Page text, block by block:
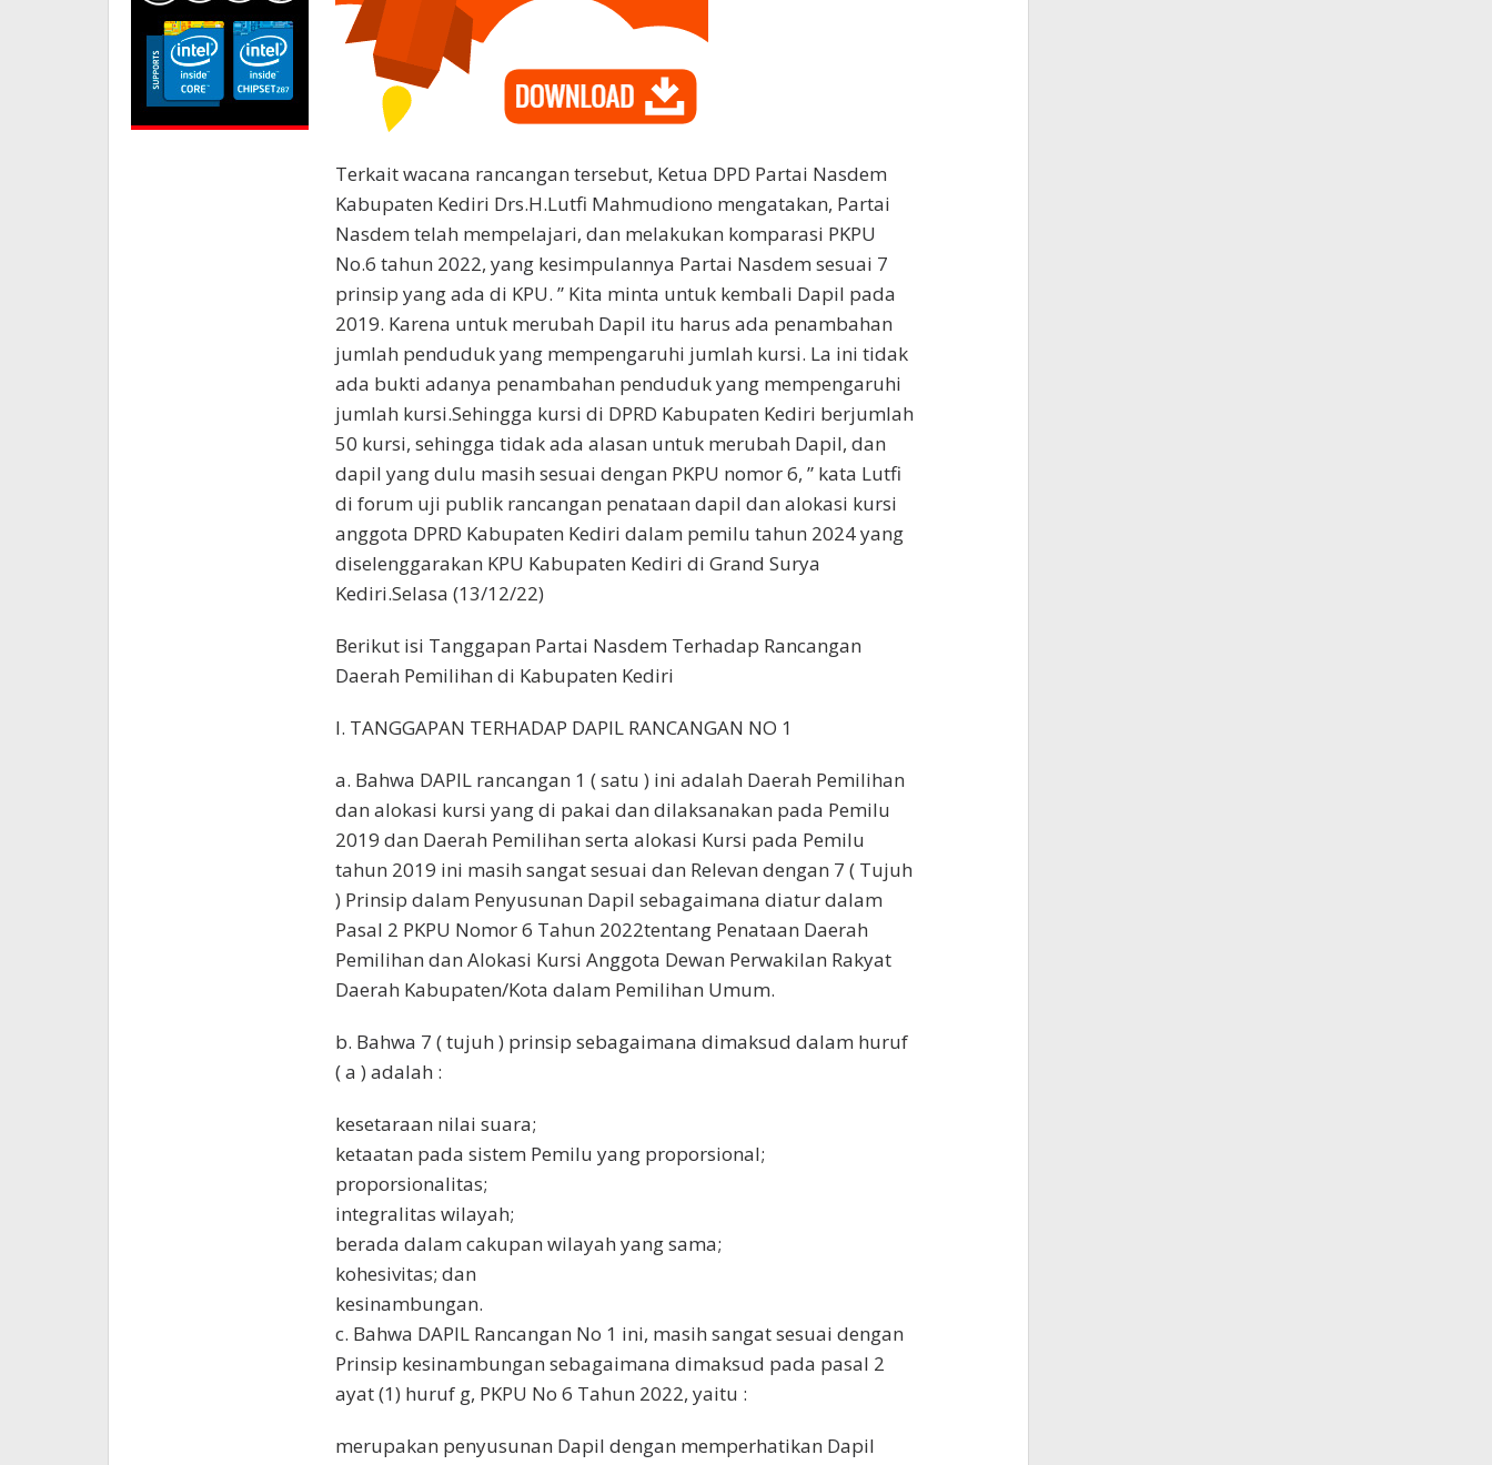
Terkait wacana rancangan tersebut, Ketua DPD Partai Nasdem
Kabupaten Kediri Drs.H.Lutfi Mahmudiono mengatakan, Partai
Nasdem telah mempelajari, dan melakukan komparasi PKPU
No.6 tahun 2022, yang kesimpulannya Partai Nasdem sesuai 7
prinsip yang ada di KPU. ” Kita minta untuk kembali Dapil pada
2019. Karena untuk merubah Dapil itu harus ada penambahan
jumlah penduduk yang mempengaruhi jumlah kursi. La ini tidak
ada bukti adanya penambahan penduduk yang mempengaruhi
jumlah kursi.Sehingga kursi di DPRD Kabupaten Kediri berjumlah
50 kursi, sehingga tidak ada alasan untuk merubah Dapil, dan
dapil yang dulu masih sesuai dengan PKPU nomor 6, ” kata Lutfi
di forum uji publik rancangan penataan dapil dan alokasi kursi
anggota DPRD Kabupaten Kediri dalam pemilu tahun 2024 yang
diselenggarakan KPU Kabupaten Kediri di Grand Surya
Kediri.Selasa (13/12/22)
Berikut isi Tanggapan Partai Nasdem Terhadap Rancangan
Daerah Pemilihan di Kabupaten Kediri
I. TANGGAPAN TERHADAP DAPIL RANCANGAN NO 1
a. Bahwa DAPIL rancangan 1 ( satu ) ini adalah Daerah Pemilihan
dan alokasi kursi yang di pakai dan dilaksanakan pada Pemilu
2019 dan Daerah Pemilihan serta alokasi Kursi pada Pemilu
tahun 2019 ini masih sangat sesuai dan Relevan dengan 7 ( Tujuh
) Prinsip dalam Penyusunan Dapil sebagaimana diatur dalam
Pasal 2 PKPU Nomor 6 Tahun 2022tentang Penataan Daerah
Pemilihan dan Alokasi Kursi Anggota Dewan Perwakilan Rakyat
Daerah Kabupaten/Kota dalam Pemilihan Umum.
b. Bahwa 7 ( tujuh ) prinsip sebagaimana dimaksud dalam huruf
( a ) adalah :
kesetaraan nilai suara;
ketaatan pada sistem Pemilu yang proporsional;
proporsionalitas;
integralitas wilayah;
berada dalam cakupan wilayah yang sama;
kohesivitas; dan
kesinambungan.
c. Bahwa DAPIL Rancangan No 1 ini, masih sangat sesuai dengan
Prinsip kesinambungan sebagaimana dimaksud pada pasal 2
ayat (1) huruf g, PKPU No 6 Tahun 2022, yaitu :
merupakan penyusunan Dapil dengan memperhatikan Dapil